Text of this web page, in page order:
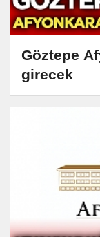
Göztepe
girecek